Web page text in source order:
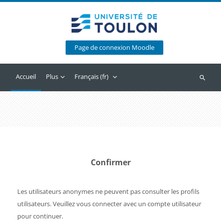
Page de connexion Moodle
Accueil Plus Français ‎(fr)‎
Confirmer
Les utilisateurs anonymes ne peuvent pas consulter les profils
utilisateurs. Veuillez vous connecter avec un compte utilisateur
pour continuer.